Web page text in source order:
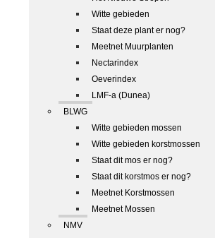
Witte gebieden
Staat deze plant er nog?
Meetnet Muurplanten
Nectarindex
Oeverindex
LMF-a (Dunea)
BLWG
Witte gebieden mossen
Witte gebieden korstmossen
Staat dit mos er nog?
Staat dit korstmos er nog?
Meetnet Korstmossen
Meetnet Mossen
NMV